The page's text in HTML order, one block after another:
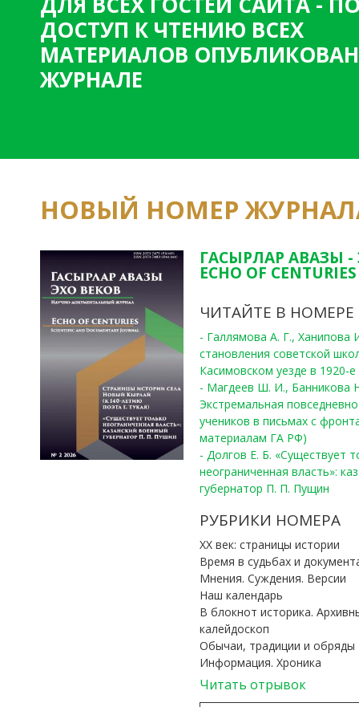
ДОСТУП К ЧТЕНИЮ ВСЕХ
МАТЕРИАЛОВ
ЖУРНАЛЕ
НОВЫЙ НОМЕР
ГАСЫРЛАР АВАЗЫ -
ECHO OF
ЧИТАЙТЕ В НОМЕРЕ
- Галлямова А. Г.,
становления советской
Касимовском уезде в 1920-е
- Магдеев Ш. И., Банникова
Экстремальная
учеников в письмах с
материалам ГА РФ)
- Долгов Е. Б. «Существует
неограниченная власть»:
губернатор П. П. Пущин
РУБРИКИ НОМЕРА
ХХ век: страницы истории
Время в судьбах и
Мнения. Суждения. Версии
Наш календарь
В блокнот историка.
калейдоскоп
Обычаи, традиции и обряды
Информация. Хроника
Читать отрывок